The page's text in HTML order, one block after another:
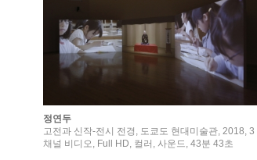
정연두
고전과 신작-전시 전경, 도쿄도 현대미술관, 2018, 3
채널 비디오, Full HD, 컬러, 사운드, 43분 43초